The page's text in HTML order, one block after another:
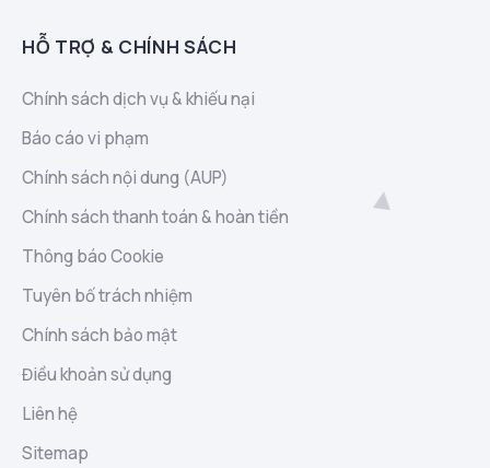
HỖ TRỢ & CHÍNH SÁCH
Chính sách dịch vụ & khiếu nại
Báo cáo vi phạm
Chính sách nội dung (AUP)
Chính sách thanh toán & hoàn tiền
Thông báo Cookie
Tuyên bố trách nhiệm
Chính sách bảo mật
Điều khoản sử dụng
Liên hệ
Sitemap